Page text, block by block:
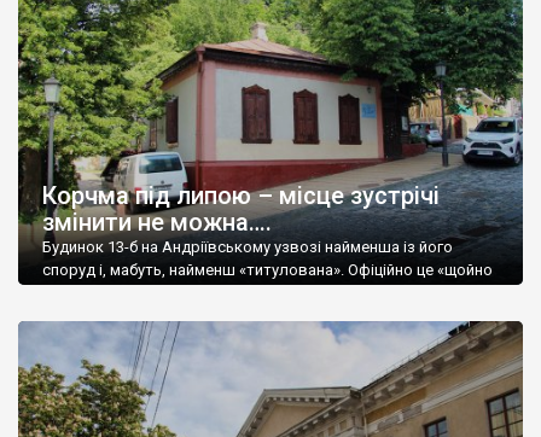
рустовано. Центр головного фасаду на вул. Хорива виділено
подвійними пілястрами доричного ордера […]
Корчма під липою – місце зустрічі
змінити не можна….
Будинок 13-б на Андріївському узвозі найменша із його
споруд і, мабуть, найменш «титулована». Офіційно це «щойно
визначення. Він ж, одночасно, ще й пам’ятка місцевого
значення. З архітектурної точки зору чогось аж занадто
видатного у цій хатинці теж немає. Це типовий […]